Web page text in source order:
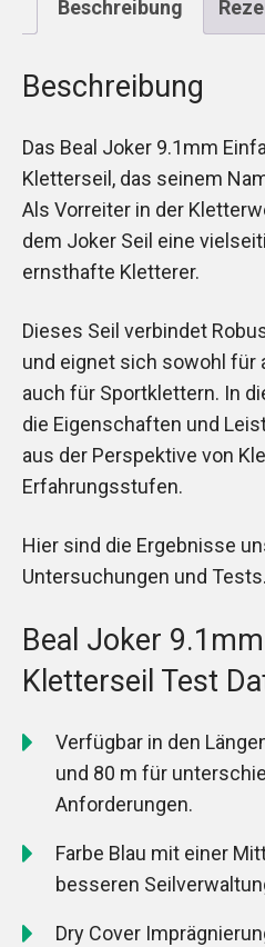
Beschreibung
Beschreibung
Das Beal Joker 9.1mm
Kletterseil, das seinem
Als Vorreiter in der
dem Joker Seil eine
ernsthafte Kletterer.
Dieses Seil verbindet
und eignet sich sowohl für
auch für Sportklettern. In
die Eigenschaften und
aus der Perspektive von
Erfahrungsstufen.
Hier sind die Ergebnisse
Untersuchungen und Tests.
Beal Joker
Kletterseil Test
Verfügbar in den
und 80 m für
Anforderungen.
Farbe Blau mit einer
besseren
Dry Cover